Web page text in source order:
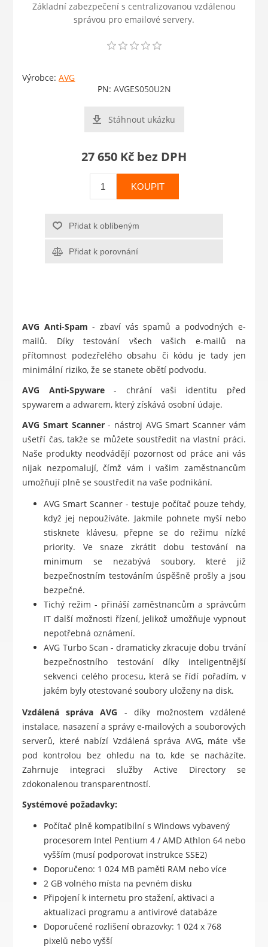
Základní zabezpečení s centralizovanou vzdálenou
správou pro emailové servery.
Výrobce: AVG
PN: AVGES050U2N
Stáhnout ukázku
27 650 Kč bez DPH
KOUPIT
Přidat k oblíbeným
Přidat k porovnání
AVG Anti-Spam - zbaví vás spamů a podvodných e-
mailů. Díky testování všech vašich e-mailů na
přítomnost podezřelého obsahu či kódu je tady jen
minimální riziko, že se stanete obětí podvodu.
AVG Anti-Spyware- chrání vaši identitu před
spywarem a adwarem, který získává osobní údaje.
AVG Smart Scanner- nástroj AVG Smart Scanner vám
ušetří čas, takže se můžete soustředit na vlastní práci.
Naše produkty neodvádějí pozornost od práce ani vás
nijak nezpomalují, čímž vám i vašim zaměstnancům
umožňují plně se soustředit na vaše podnikání.
AVG Smart Scanner - testuje počítač pouze tehdy,
když jej nepoužíváte. Jakmile pohnete myší nebo
stisknete klávesu, přepne se do režimu nízké
priority. Ve snaze zkrátit dobu testování na
minimum se nezabývá soubory, které již
bezpečnostním testováním úspěšně prošly a jsou
bezpečné.
Tichý režim - přináší zaměstnancům a správcům
IT další možnosti řízení, jelikož umožňuje vypnout
nepotřebná oznámení.
AVG Turbo Scan - dramaticky zkracuje dobu trvání
bezpečnostního testování díky inteligentnější
sekvenci celého procesu, která se řídí pořadím, v
jakém byly otestované soubory uloženy na disk.
Vzdálená správa AVG - díky možnostem vzdálené
instalace, nasazení a správy e-mailových a souborových
serverů, které nabízí Vzdálená správa AVG, máte vše
pod kontrolou bez ohledu na to, kde se nacházíte.
Zahrnuje integraci služby Active Directory se
zdokonalenou transparentností.
Systémové požadavky:
Počítač plně kompatibilní s Windows vybavený
procesorem Intel Pentium 4 / AMD Athlon 64 nebo
vyšším (musí podporovat instrukce SSE2)
Doporučeno: 1 024 MB paměti RAM nebo více
2 GB volného místa na pevném disku
Připojení k internetu pro stažení, aktivaci a
aktualizaci programu a antivirové databáze
Doporučené rozlišení obrazovky: 1 024 x 768
pixelů nebo vyšší